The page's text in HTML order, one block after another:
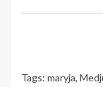
Tags: maryja,